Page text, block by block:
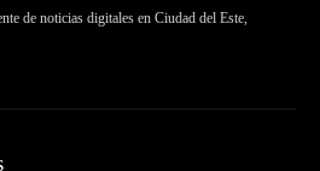
de noticias digitales en Ciudad del Este,